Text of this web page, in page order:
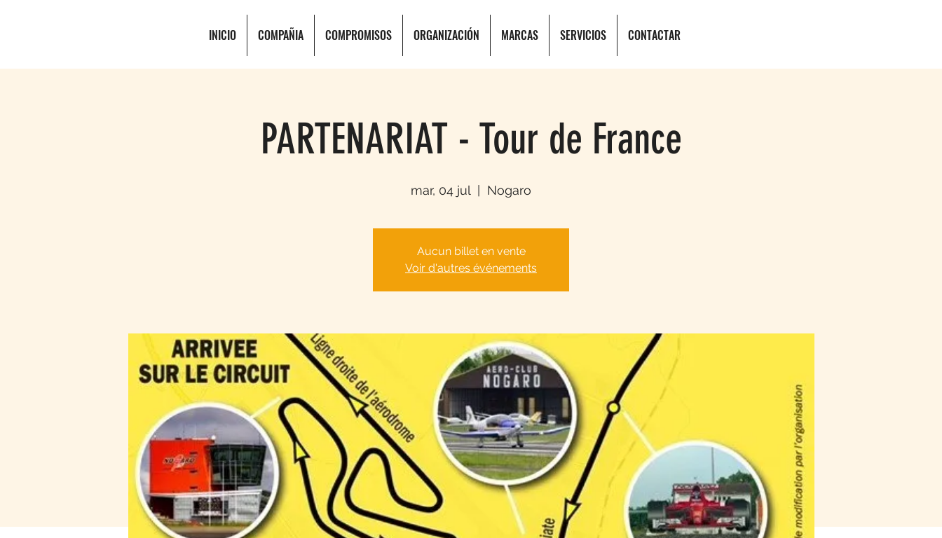
INICIO COMPAÑIA COMPROMISOS ORGANIZACIÓN MARCAS SERVICIOS CONTACTAR
PARTENARIAT - Tour de France
mar, 04 jul Nogaro
Aucun billet en vente
Voir d'autres événements